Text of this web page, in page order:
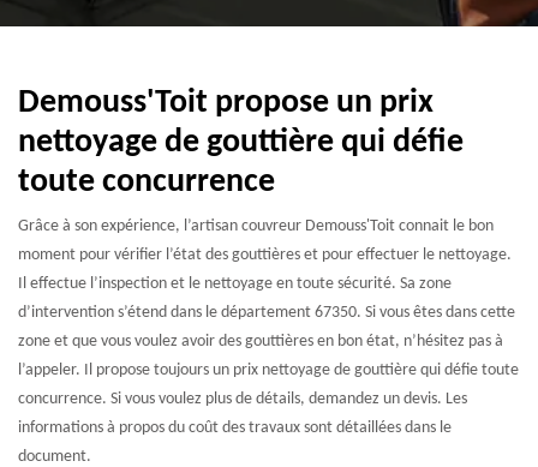
Demouss'Toit propose un prix
nettoyage de gouttière qui défie
toute concurrence
Grâce à son expérience, l’artisan couvreur Demouss'Toit connait le bon
moment pour vérifier l’état des gouttières et pour effectuer le nettoyage.
Il effectue l’inspection et le nettoyage en toute sécurité. Sa zone
d’intervention s’étend dans le département 67350. Si vous êtes dans cette
zone et que vous voulez avoir des gouttières en bon état, n’hésitez pas à
l’appeler. Il propose toujours un prix nettoyage de gouttière qui défie toute
concurrence. Si vous voulez plus de détails, demandez un devis. Les
informations à propos du coût des travaux sont détaillées dans le
document.